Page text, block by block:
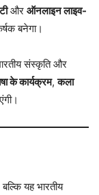
और ऑनलाइन लाइव-
बनेगा।
संस्कृति और
के कार्यक्रम,कला
यह भारतीय